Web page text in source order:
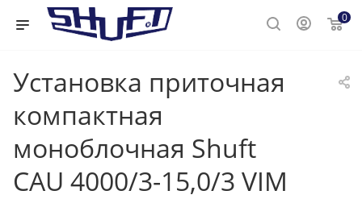
0
Установка приточная
компактная
моноблочная Shuft
CAU 4000/3-15,0/3 VIM